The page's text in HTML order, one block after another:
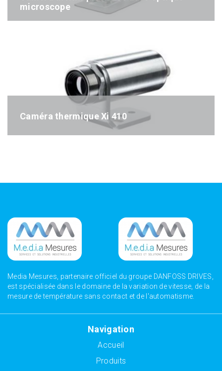
microscope
Caméra thermique Xi 410
Media Mesures, partenaire officiel du groupe DANFOSS DRIVES,
est spécialisée dans le domaine de la variation de vitesse, de la
mesure de température sans contact et de l'automatisme.
Navigation
Accueil
Produits